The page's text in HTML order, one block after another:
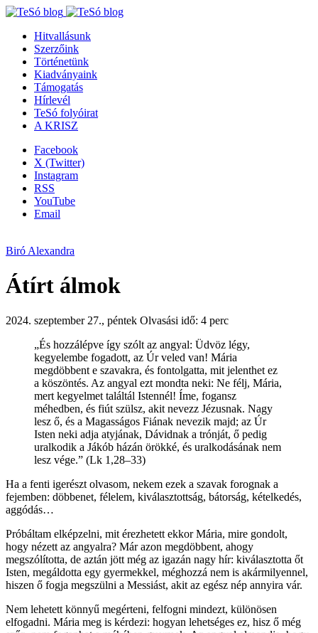
Hitvallásunk
Szerzőink
Történetünk
Kiadványaink
Támogatás
Hírlevél
TeSó folyóirat
A KRISZ
Facebook
X (Twitter)
Instagram
RSS
YouTube
Email
Biró Alexandra
Átírt álmok
2024. szeptember 27., péntek Olvasási idő: 4 perc
„És hozzálépve így szólt az angyal: Üdvöz légy,
kegyelembe fogadott, az Úr veled van! Mária
megdöbbent e szavakra, és fontolgatta, mit jelenthet ez
a köszöntés. Az angyal ezt mondta neki: Ne félj, Mária,
mert kegyelmet találtál Istennél! Íme, fogansz
méhedben, és fiút szülsz, akit nevezz Jézusnak. Nagy
lesz ő, és a Magasságos Fiának nevezik majd; az Úr
Isten neki adja atyjának, Dávidnak a trónját, ő pedig
uralkodik a Jákób házán örökké, és uralkodásának nem
lesz vége.” (Lk 1,28–33)
Ha a fenti igerészt olvasom, nekem ezek a szavak forognak a
fejemben: döbbenet, félelem, kiválasztottság, bátorság, kételkedés,
aggódás…
Próbáltam elképzelni, mit érezhetett ekkor Mária, mire gondolt,
hogy nézett az angyalra? Már azon megdöbbent, ahogy
megszólította, de aztán jött még az igazán nagy hír: kiválasztotta őt
Isten, megáldotta egy gyermekkel, méghozzá nem is akármilyennel,
hiszen ő fogja megszülni a Messiást, akit az egész nép annyira vár.
Nem lehetett könnyű megérteni, felfogni mindezt, különösen
elfogadni. Mária meg is kérdezi: hogyan lehetséges ez, hisz ő még